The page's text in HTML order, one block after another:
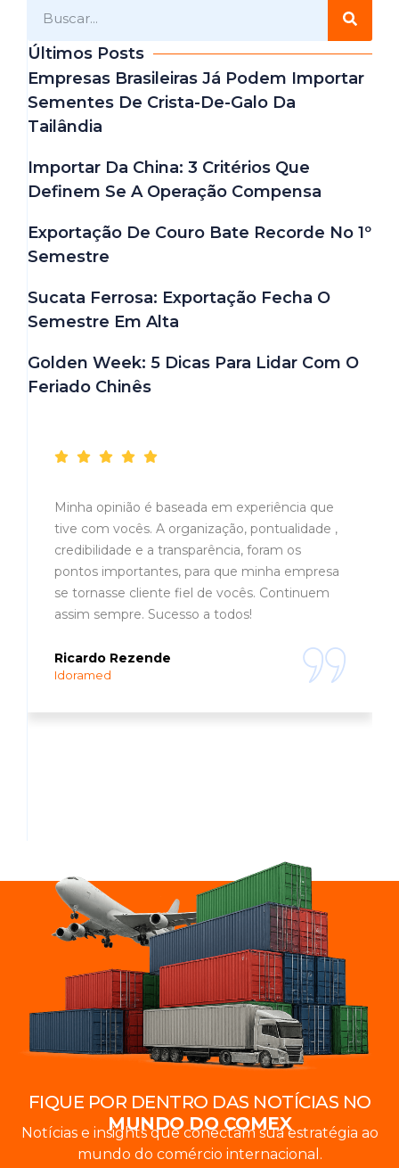
Últimos Posts
Empresas Brasileiras Já Podem Importar
Sementes De Crista-De-Galo Da
Tailândia
Importar Da China: 3 Critérios Que
Definem Se A Operação Compensa
Exportação De Couro Bate Recorde No 1º
Semestre
Sucata Ferrosa: Exportação Fecha O
Semestre Em Alta
Golden Week: 5 Dicas Para Lidar Com O
Feriado Chinês
Minha opinião é baseada em experiência que
tive com vocês. A organização, pontualidade ,
credibilidade e a transparência, foram os
pontos importantes, para que minha empresa
se tornasse cliente fiel de vocês. Continuem
assim sempre. Sucesso a todos!
Ricardo Rezende
Idoramed
FIQUE POR DENTRO DAS NOTÍCIAS NO
MUNDO DO COMEX
Notícias e insights que conectam sua estratégia ao
mundo do comércio internacional.